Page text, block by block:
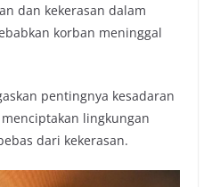
dan kekerasan dalam
korban meninggal
pentingnya kesadaran
lingkungan
dari kekerasan.